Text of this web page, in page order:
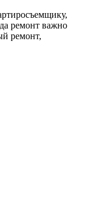
ремонт важно
ремонт,